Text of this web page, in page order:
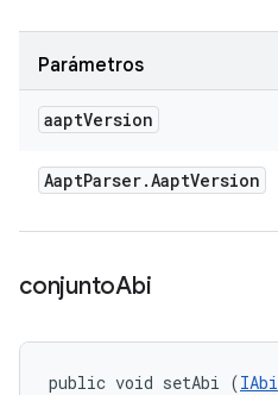
Parámetros
aaptVersion
AaptParser.AaptVersion
conjuntoAbi
public void setAbi (IAbi